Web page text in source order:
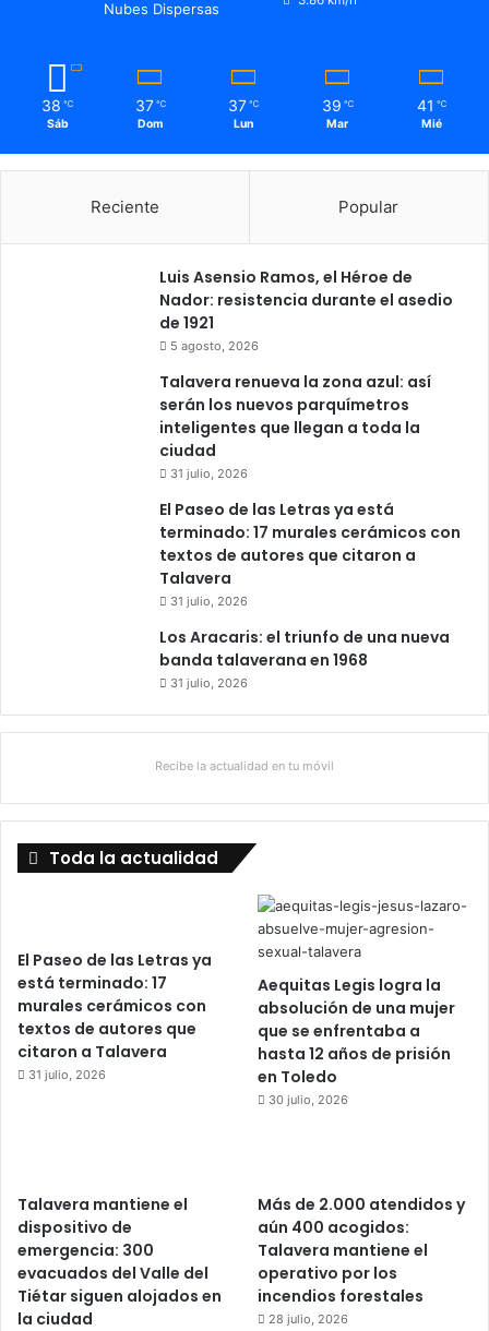
Nubes Dispersas
38 ℃
Sáb
37 ℃
Dom
37 ℃
Lun
39 ℃
Mar
41 ℃
Mié
Reciente Popular
Luis Asensio Ramos, el Héroe de
Nador: resistencia durante el asedio
de 1921
5 agosto, 2026
Talavera renueva la zona azul: así
serán los nuevos parquímetros
inteligentes que llegan a toda la
ciudad
31 julio, 2026
El Paseo de las Letras ya está
terminado: 17 murales cerámicos con
textos de autores que citaron a
Talavera
31 julio, 2026
Los Aracaris: el triunfo de una nueva
banda talaverana en 1968
31 julio, 2026
Recibe la actualidad en tu móvil
Toda la actualidad
El Paseo de las Letras ya
está terminado: 17
murales cerámicos con
textos de autores que
citaron a Talavera
31 julio, 2026
Aequitas Legis logra la
absolución de una mujer
que se enfrentaba a
hasta 12 años de prisión
en Toledo
30 julio, 2026
Talavera mantiene el
dispositivo de
emergencia: 300
evacuados del Valle del
Tiétar siguen alojados en
la ciudad
Más de 2.000 atendidos y
aún 400 acogidos:
Talavera mantiene el
operativo por los
incendios forestales
28 julio, 2026